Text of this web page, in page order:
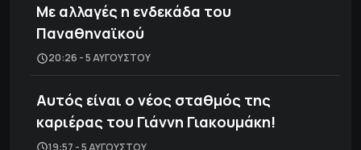
Με αλλαγές η ενδεκάδα του
Παναθηναϊκού
20:26 - 5 ΑΥΓΟΎΣΤΟΥ
Αυτός είναι ο νέος σταθμός της
καριέρας του Γιάννη Γιακουμάκη!
19:57 - 5 ΑΥΓΟΎΣΤΟΥ